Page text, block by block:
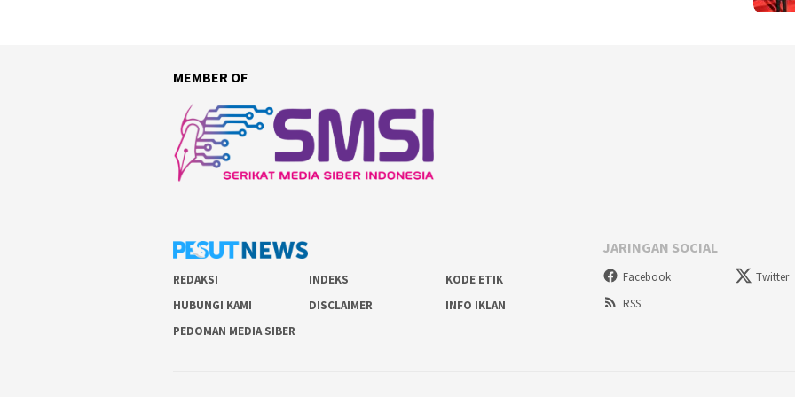
MEMBER OF
REDAKSI INDEKS
KODE ETIK
HUBUNGI KAMI
DISCLAIMER
INFO IKLAN
PEDOMAN MEDIA SIBER
JARINGAN SOCIAL
Facebook Twitter
RSS